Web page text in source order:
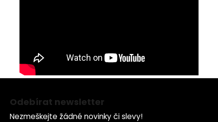
Z
Odebírat newsletter
Nezmeškejte žádné novinky či slevy!